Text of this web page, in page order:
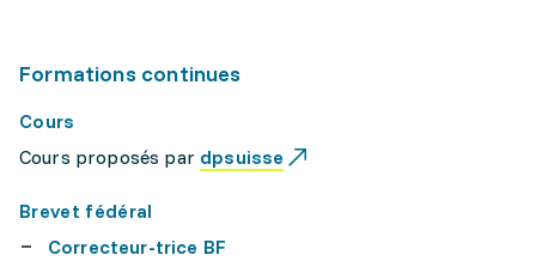
Formations continues
Cours
Cours proposés par dpsuisse
Brevet fédéral
Correcteur-trice BF